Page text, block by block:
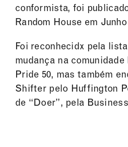
conformista, foi
Random House em Junho
Foi reconhecidx pela
mudança na comunidade
Pride 50, mas também
Shifter pelo Huffington
de “Doer”, pela